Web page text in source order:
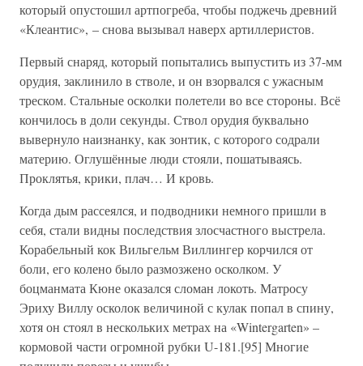
который опустошил артпогреба, чтобы поджечь древний
«Клеантис», – снова вызывал наверх артиллеристов.
Первый снаряд, который попытались выпустить из 37-мм
орудия, заклинило в стволе, и он взорвался с ужасным
треском. Стальные осколки полетели во все стороны. Всё
кончилось в доли секунды. Ствол орудия буквально
вывернуло наизнанку, как зонтик, с которого содрали
материю. Оглушённые люди стояли, пошатываясь.
Проклятья, крики, плач… И кровь.
Когда дым рассеялся, и подводники немного пришли в
себя, стали видны последствия злосчастного выстрела.
Корабельный кок Вильгельм Виллингер корчился от
боли, его колено было размозжено осколком. У
боцманмата Кюне оказался сломан локоть. Матросу
Эриху Виллу осколок величиной с кулак попал в спину,
хотя он стоял в нескольких метрах на «Wintergarten» –
кормовой части огромной рубки U-181.[95] Многие